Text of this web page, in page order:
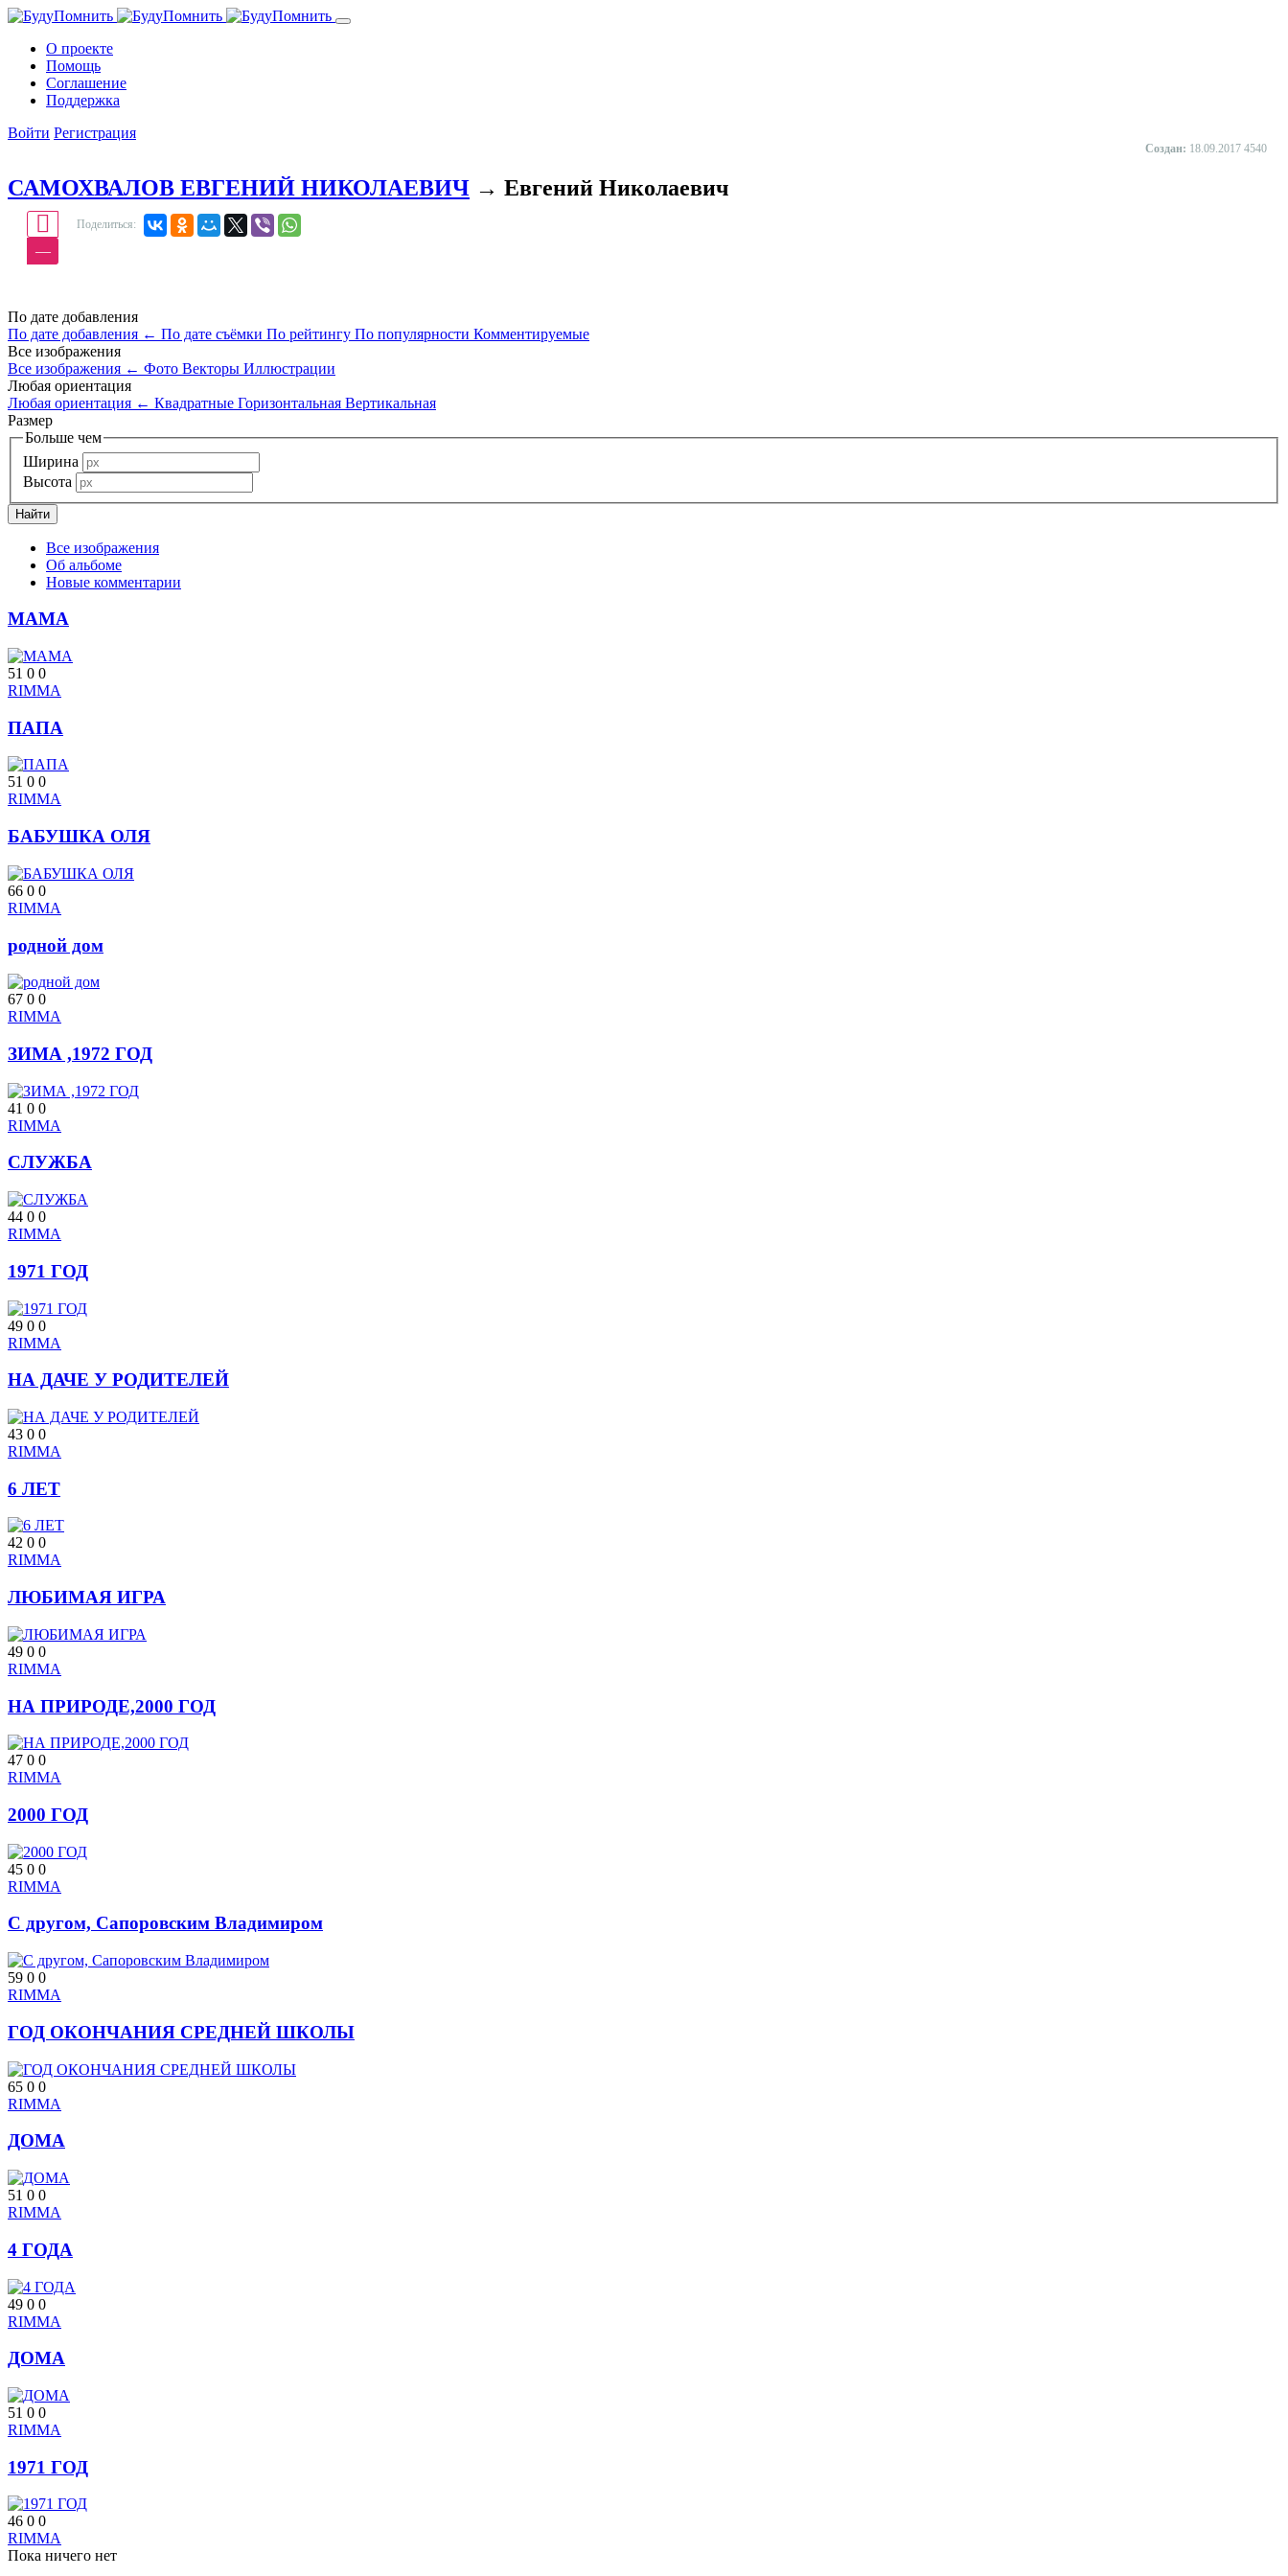
О проекте
Помощь
Cоглашение
Поддержка
Войти Регистрация
Создан: 18.09.2017 4540
САМОХВАЛОВ ЕВГЕНИЙ НИКОЛАЕВИЧ → Евгений Николаевич
—
Поделиться:
По дате добавления
По дате добавления ← По дате съёмки По рейтингу По популярности Комментируемые
Все изображения
Все изображения ← Фото Векторы Иллюстрации
Любая ориентация
Любая ориентация ← Квадратные Горизонтальная Вертикальная
Размер
Больше чем
Ширина
Высота
Все изображения
Об альбоме
Новые комментарии
МАМА
51 0 0
RIMMA
ПАПА
51 0 0
RIMMA
БАБУШКА ОЛЯ
66 0 0
RIMMA
родной дом
67 0 0
RIMMA
ЗИМА ,1972 ГОД
41 0 0
RIMMA
СЛУЖБА
44 0 0
RIMMA
1971 ГОД
49 0 0
RIMMA
НА ДАЧЕ У РОДИТЕЛЕЙ
43 0 0
RIMMA
6 ЛЕТ
42 0 0
RIMMA
ЛЮБИМАЯ ИГРА
49 0 0
RIMMA
НА ПРИРОДЕ,2000 ГОД
47 0 0
RIMMA
2000 ГОД
45 0 0
RIMMA
С другом, Сапоровским Владимиром
59 0 0
RIMMA
ГОД ОКОНЧАНИЯ СРЕДНЕЙ ШКОЛЫ
65 0 0
RIMMA
ДОМА
51 0 0
RIMMA
4 ГОДА
49 0 0
RIMMA
ДОМА
51 0 0
RIMMA
1971 ГОД
46 0 0
RIMMA
Пока ничего нет